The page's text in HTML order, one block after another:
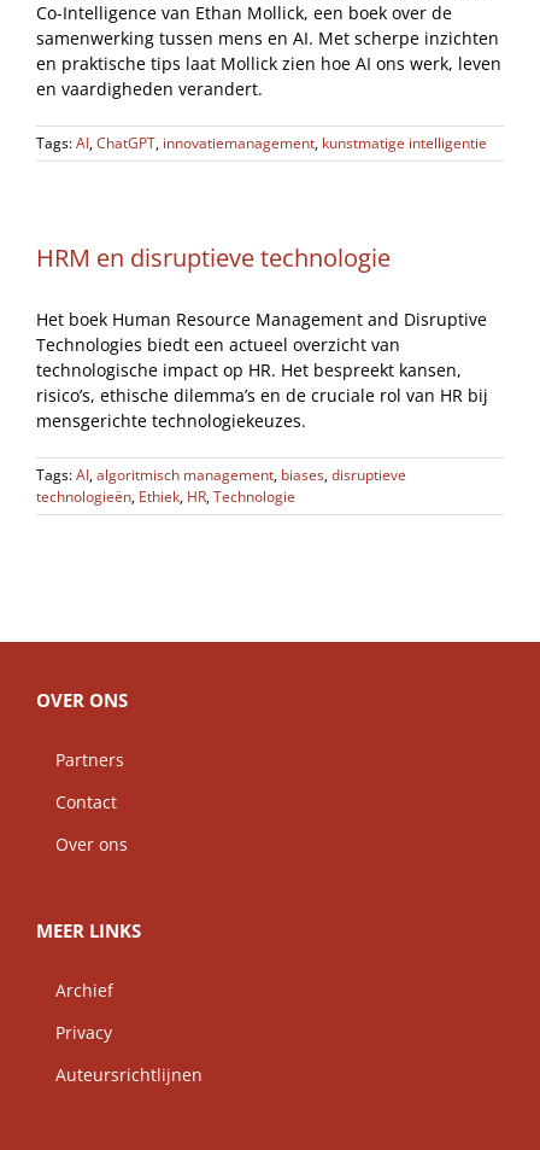
Co-Intelligence van Ethan Mollick, een boek over de
samenwerking tussen mens en AI. Met scherpe inzichten
en praktische tips laat Mollick zien hoe AI ons werk, leven
en vaardigheden verandert.
Tags:AI,ChatGPT, innovatiemanagement, kunstmatige intelligentie
HRM en disruptieve technologie
Het boek Human Resource Management and Disruptive
Technologies biedt een actueel overzicht van
technologische impact op HR. Het bespreekt kansen,
risico’s, ethische dilemma’s en de cruciale rol van HR bij
mensgerichte technologiekeuzes.
Tags:AI,algoritmisch management, biases,disruptieve
technologieën, Ethiek, HR,Technologie
OVER ONS
Partners
Contact
Over ons
MEER LINKS
Archief
Privacy
Auteursrichtlijnen